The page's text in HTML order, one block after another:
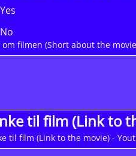
Yes
No
om filmen (Short about the
til film (Link to
til film (Link to the movie) -